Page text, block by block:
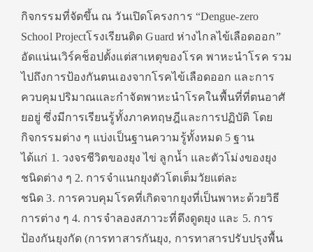
กิจกรรมที่จัดขึ้น ณ วันเปิดโครงการ “Dengue-zero
School ProjectโรงเรียนติดGuard ห่างไกลไข้เลือดออก”
อัดแน่นเวิร์คช็อปตั้งแต่สาเหตุของโรค พาหะนำโรค รวม
ไปถึงการป้องกันตนเองจากโรคไข้เลือดออก และการ
ควบคุมปริมาณและกำจัดพาหะนำโรคในพื้นที่ที่ตนอาศั
ยอยู่ ซึ่งมีการเรียนรู้ทั้งภาคทฤษฎีและการปฏิบัติ โดย
กิจกรรมต่าง ๆ แบ่งเป็นฐานความรู้ทั้งหมด 5ฐาน
ได้แก่ 1. วงจรชีวิตของยุง ไข่ ลูกน้ำ และตัวโม่งของยุง
ชนิดต่าง ๆ 2. การจำแนกยุงตัวโตเต็มวัยแต่ละ
ชนิด 3. การควบคุมโรคที่เกิดจากยุงที่เป็นพาหะด้วยวิธี
การต่าง ๆ 4. การจำลองสภาวะที่ดึงดูดยุง และ 5. การ
ป้องกันยุงกัด (การทาสารกันยุง, การทาสารปรับปรุงพื้น